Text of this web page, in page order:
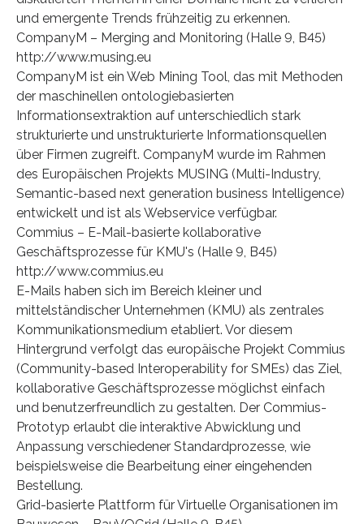
und emergente Trends frühzeitig zu erkennen.
CompanyM – Merging and Monitoring (Halle 9, B45)
http://www.musing.eu
CompanyM ist ein Web Mining Tool, das mit Methoden
der maschinellen ontologiebasierten
Informationsextraktion auf unterschiedlich stark
strukturierte und unstrukturierte Informationsquellen
über Firmen zugreift. CompanyM wurde im Rahmen
des Europäischen Projekts MUSING (Multi-Industry,
Semantic-based next generation business Intelligence)
entwickelt und ist als Webservice verfügbar.
Commius – E-Mail-basierte kollaborative
Geschäftsprozesse für KMU's (Halle 9, B45)
http://www.commius.eu
E-Mails haben sich im Bereich kleiner und
mittelständischer Unternehmen (KMU) als zentrales
Kommunikationsmedium etabliert. Vor diesem
Hintergrund verfolgt das europäische Projekt Commius
(Community-based Interoperability for SMEs) das Ziel,
kollaborative Geschäftsprozesse möglichst einfach
und benutzerfreundlich zu gestalten. Der Commius-
Prototyp erlaubt die interaktive Abwicklung und
Anpassung verschiedener Standardprozesse, wie
beispielsweise die Bearbeitung einer eingehenden
Bestellung.
Grid-basierte Plattform für Virtuelle Organisationen im